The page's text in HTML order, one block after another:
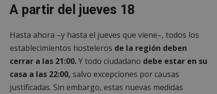
A partir del jueves 18
Hasta ahora –y hasta el jueves que viene–, todos los
establecimientos hosteleros de la región deben
cerrar a las 21:00.Y todo ciudadano debe estar en su
casa a las 22:00, salvo excepciones por causas
justificadas. Sin embargo, estas nuevas medidas